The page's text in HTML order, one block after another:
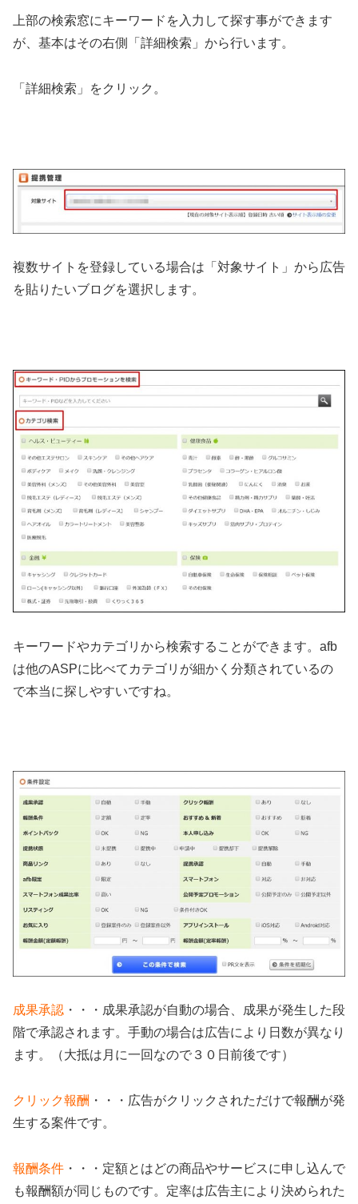
上部の検索窓にキーワードを入力して探す事ができます
が、基本はその右側「詳細検索」から行います。
「詳細検索」をクリック。
複数サイトを登録している場合は「対象サイト」から広告
を貼りたいブログを選択します。
キーワードやカテゴリから検索することができます。afb
は他のASPに比べてカテゴリが細かく分類されているの
で本当に探しやすいですね。
成果承認 ・・・成果承認が自動の場合、成果が発生した段
階で承認されます。手動の場合は広告により日数が異なり
ます。（大抵は月に一回なので３０日前後です）
クリック報酬 ・・・広告がクリックされただけで報酬が発
生する案件です。
報酬条件 ・・・定額とはどの商品やサービスに申し込んで
も報酬額が同じものです。定率は広告主により決められた